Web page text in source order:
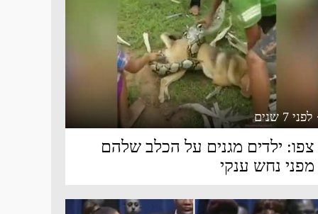
7 שנים
צפו: ילדים מגנים על הכלב שלהם
מפני נחש ענקי